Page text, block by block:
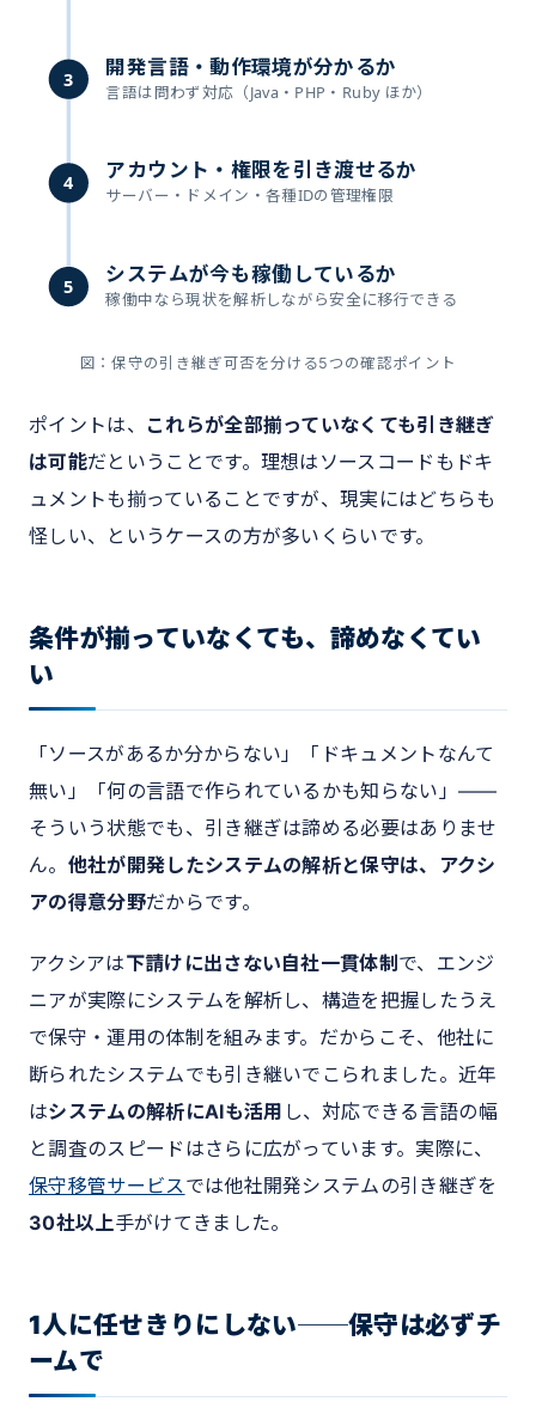
3 開発言語・動作環境が分かるか
言語は問わず対応（Java・PHP・Ruby ほか）
4 アカウント・権限を引き渡せるか
サーバー・ドメイン・各種IDの管理権限
5 システムが今も稼働しているか
稼働中なら現状を解析しながら安全に移行できる
図：保守の引き継ぎ可否を分ける5つの確認ポイント
ポイントは、
これらが全部揃っていなくても引き継ぎ
は可能だということです。理想はソースコードもドキ
ュメントも揃っていることですが、現実にはどちらも
怪しい、というケースの方が多いくらいです。
条件が揃っていなくても、諦めなくてい
い
「ソースがあるか分からない」「ドキュメントなんて
無い」「何の言語で作られているかも知らない」――
そういう状態でも、引き継ぎは諦める必要はありませ
ん。 他社が開発したシステムの解析と保守は、アクシ
アの得意分野だからです。
アクシアは下請けに出さない自社一貫体制で、エンジ
ニアが実際にシステムを解析し、構造を把握したうえ
で保守・運用の体制を組みます。だからこそ、他社に
断られたシステムでも引き継いでこられました。近年
はシステムの解析にAIも活用 し、対応できる言語の幅
と調査のスピードはさらに広がっています。実際に、
保守移管サービスでは他社開発システムの引き継ぎを
30社以上手がけてきました。
1人に任せきりにしない──保守は必ずチ
ームで